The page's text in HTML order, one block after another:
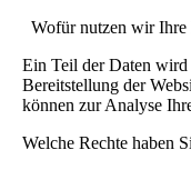
Wofür nutzen wir Ihre
Ein Teil der Daten wird
Bereitstellung der
können zur Analyse
Welche Rechte haben